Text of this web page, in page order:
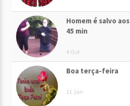
Homem é salvo aos
45 min
4 Out
Boa terça-feira
11 Jan